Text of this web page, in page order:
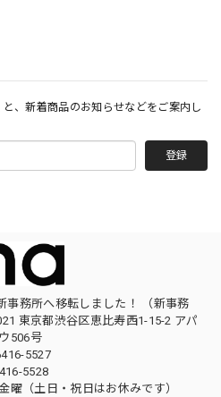
、新着商品のお知らせなどをご案内し
登録
事務所へ移転しました！ （新事務
東京都渋谷区恵比寿西1-15-2 アパ
506号
5527
5528
曜（土日・祝日はお休みです）